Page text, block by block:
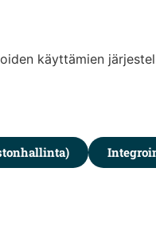
käyttämien